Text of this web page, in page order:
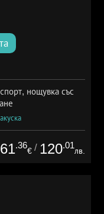
нощувка със
61.36
€ / 120.01
лв.